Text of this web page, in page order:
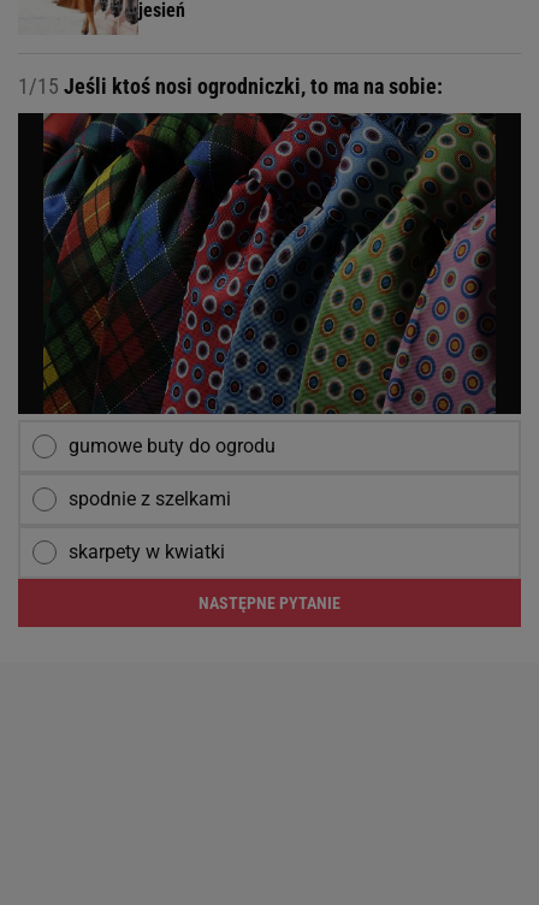
jesień
1/15 Jeśli ktoś nosi ogrodniczki, to ma na sobie:
gumowe buty do ogrodu
spodnie z szelkami
skarpety w kwiatki
NASTĘPNE PYTANIE